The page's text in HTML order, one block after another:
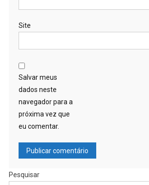
Site
Salvar meus
dados neste
navegador para a
próxima vez que
eu comentar.
Pesquisar